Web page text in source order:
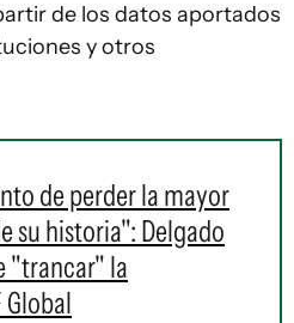
de los datos aportados
y otros
de perder la mayor
su historia": Delgado
"trancar" la